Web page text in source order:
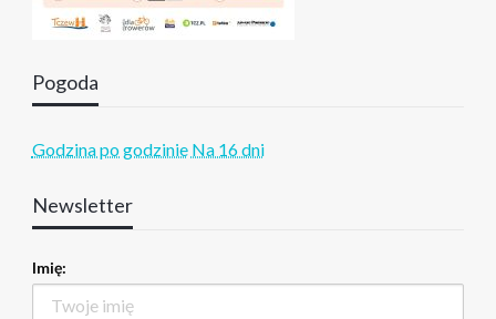
Pogoda
Godzina po godzinie Na 16 dni
Newsletter
Imię: